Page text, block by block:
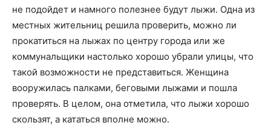
не подойдет и намного полезнее будут лыжи. Одна из
местных жительниц решила проверить, можно ли
прокатиться на лыжах по центру города или же
коммунальщики настолько хорошо убрали улицы, что
такой возможности не представиться. Женщина
вооружилась палками, беговыми лыжами и пошла
проверять. В целом, она отметила, что лыжи хорошо
скользят, а кататься вполне можно.